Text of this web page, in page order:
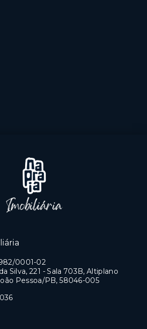
0001-02
Silva, 221 - Sala 703B, Altiplano
Pessoa/PB, 58046-005